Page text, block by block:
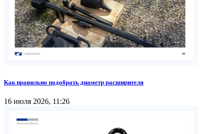
Как правильно подобрать диаметр расширителя
16 июля 2026, 11:26